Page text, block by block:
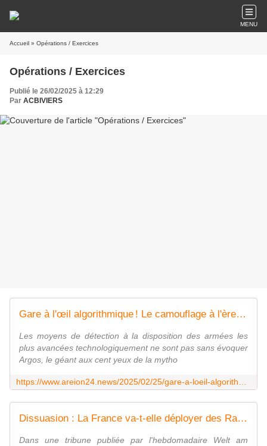
MENU
Accueil » Opérations / Exercices
Opérations / Exercices
Publié le 26/02/2025 à 12:29
Par ACBIVIERS
Gare à l'œil algorithmique ! Le camouflage à l'ère de l'intelligence artificielle
Les moyens de détection à la disposition des armées les
plus avancées technologiquement ne sont pas sans évoquer
Argos, le géant aux cent yeux de la mytho
Dissuasion : La France va-t-elle déployer des Rafale armés de missiles nucléaires en Allemagne ? - Zone Militaire
Dans une tribune publiée par l'hebdomadaire Welt am